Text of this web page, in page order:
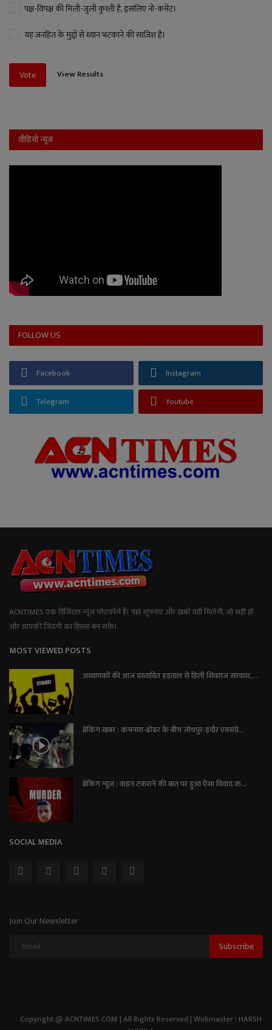
पक्ष-विपक्ष की मिली-जुली कुश्ती है, इसलिए नो-कमेंट।
यह जनहित के मुद्दों से ध्यान भटकाने की साजिश है।
Vote View Results
वीडियो न्यूज
FOLLOW US
Facebook Instagram
Telegram Youtube
ACNTIMES एक डिजिटल न्यूज प्लेटफॉर्म है। यहां सूचनाएं और खबरें वही मिलेंगी, जो सही हों
और आपकी जिंदगी का हिस्सा बन सकें।
MOST VIEWED POSTS
अध्यापकों की आज प्रस्तावित हड़ताल से हिली शिवराज सरकार,...
ब्रेकिंग खबर : कचनारा-ढोढर के बीच जोधपुर-इंदौर एक्सप्रे...
ब्रेकिंग न्यूज़ : वाहन टकराने की बात पर हुआ ऐसा विवाद क...
SOCIAL MEDIA
Join Our Newsletter
Subscribe
Copyright @ ACNTIMES.COM | All Rights Reserved | Webmaster : HARSH